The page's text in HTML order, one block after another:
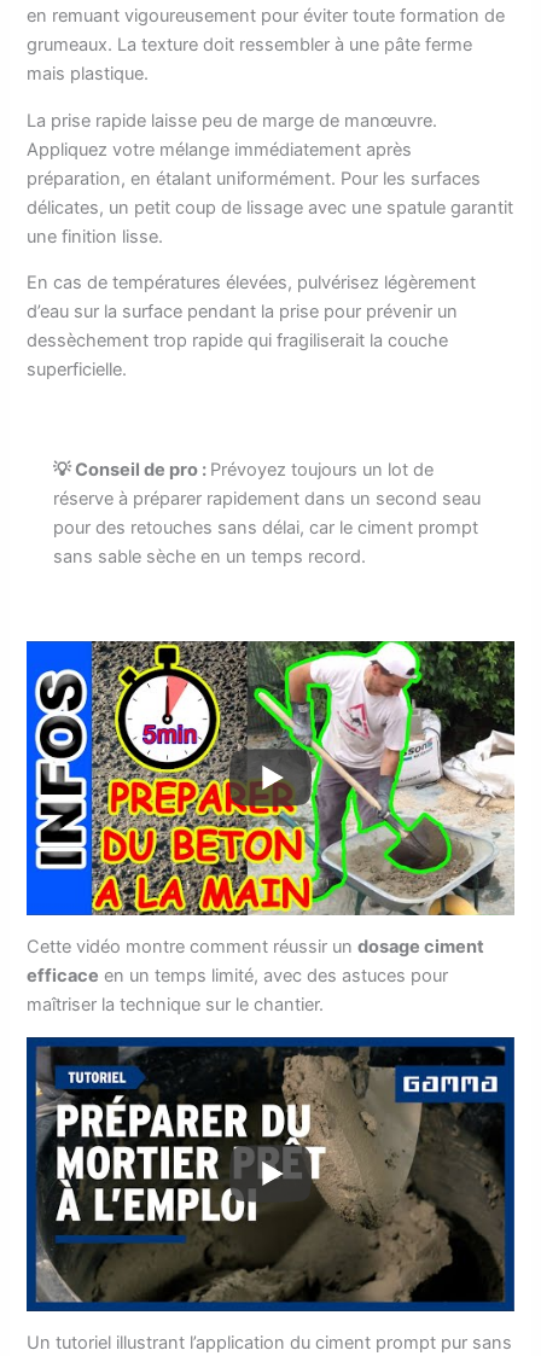
en remuant vigoureusement pour éviter toute formation de
grumeaux. La texture doit ressembler à une pâte ferme
mais plastique.
La prise rapide laisse peu de marge de manœuvre.
Appliquez votre mélange immédiatement après
préparation, en étalant uniformément. Pour les surfaces
délicates, un petit coup de lissage avec une spatule garantit
une finition lisse.
En cas de températures élevées, pulvérisez légèrement
d’eau sur la surface pendant la prise pour prévenir un
dessèchement trop rapide qui fragiliserait la couche
superficielle.
💡 Conseil de pro : Prévoyez toujours un lot de
réserve à préparer rapidement dans un second seau
pour des retouches sans délai, car le ciment prompt
sans sable sèche en un temps record.
Cette vidéo montre comment réussir undosage ciment
efficace en un temps limité, avec des astuces pour
maîtriser la technique sur le chantier.
Un tutoriel illustrant l’application du ciment prompt pur sans